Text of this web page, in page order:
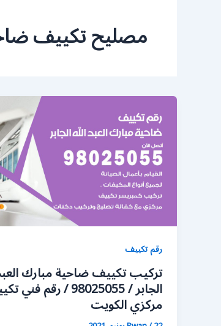
مصليح تكييف
رقم تكييف
تركيب تكييف ضاحية مبارك
الجابر / 98025055 / رقم
مركزي الكويت